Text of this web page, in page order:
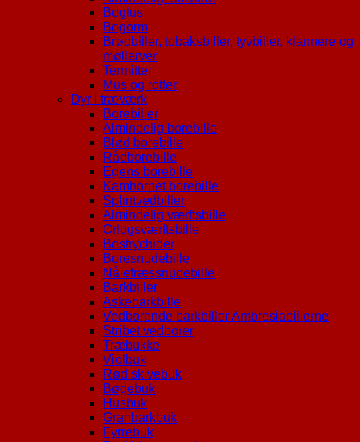
Boglus
Bogorm
Brødbiller, tobaksbiller, tyvbiller, klannere og
møllarver
Termitter
Mus og rotter
Dyr i træværk
Borebiller
Almindelig borebille
Blød borebille
Rådborebille
Egens borebille
Kamhornet borebille
Splintvedbiller
Almindelig værftsbille
Orlogsværftsbille
Bostrychider
Boresnudebille
Nåletræssnudebille
Barkbiller
Askebarkbille
Vedborende barkbiller Ambrosiabillerne
Stribet vedborer
Træbukke
Violbuk
Rød skivebuk
Bøgebuk
Husbuk
Granbarkbuk
Fyrrebuk